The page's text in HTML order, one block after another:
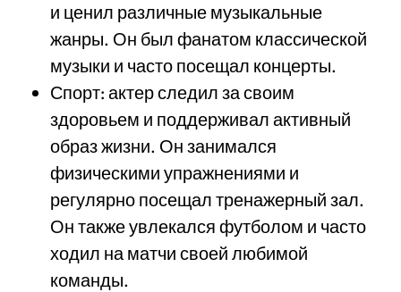
и ценил различные музыкальные
жанры. Он был фанатом классической
музыки и часто посещал концерты.
Спорт: актер следил за своим
здоровьем и поддерживал активный
образ жизни. Он занимался
физическими упражнениями и
регулярно посещал тренажерный зал.
Он также увлекался футболом и часто
ходил на матчи своей любимой
команды.